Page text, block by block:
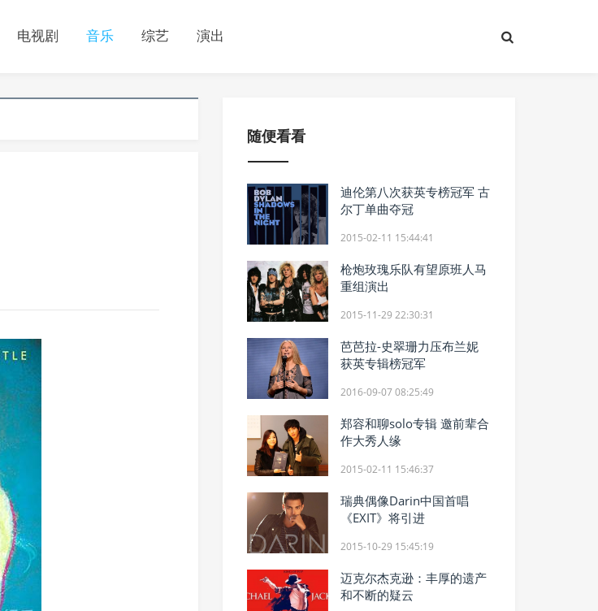
电视剧 音乐 综艺 演出
随便看看
迪伦第八次获英专榜冠军 古
尔丁单曲夺冠
2015-02-11 15:44:41
枪炮玫瑰乐队有望原班人马
重组演出
2015-11-29 22:30:31
芭芭拉-史翠珊力压布兰妮
获英专辑榜冠军
2016-09-07 08:25:49
郑容和聊solo专辑 邀前辈合
作大秀人缘
2015-02-11 15:46:37
瑞典偶像Darin中国首唱
《EXIT》将引进
2015-10-29 15:45:19
迈克尔杰克逊：丰厚的遗产
和不断的疑云